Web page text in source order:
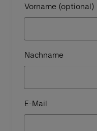
Vorname (optional)
Nachname
E-Mail